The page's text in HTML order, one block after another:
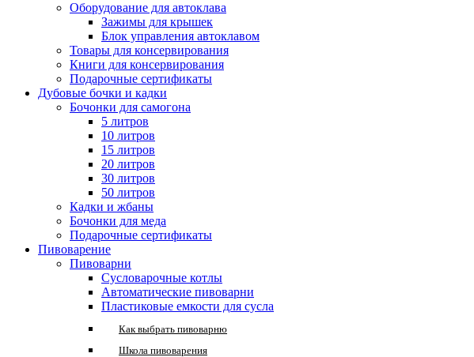
Оборудование для автоклава
Зажимы для крышек
Блок управления автоклавом
Товары для консервирования
Книги для консервирования
Подарочные сертификаты
Дубовые бочки и кадки
Бочонки для самогона
5 литров
10 литров
15 литров
20 литров
30 литров
50 литров
Кадки и жбаны
Бочонки для меда
Подарочные сертификаты
Пивоварение
Пивоварни
Сусловарочные котлы
Автоматические пивоварни
Пластиковые емкости для сусла
Как выбрать пивоварню
Школа пивоварения